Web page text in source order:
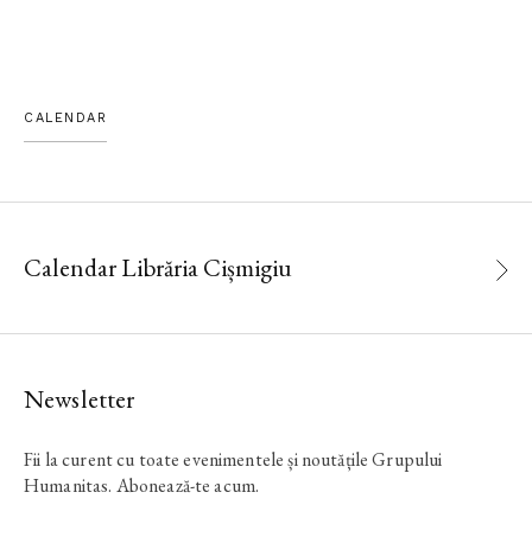
CALENDAR
Calendar Librăria Cișmigiu
Newsletter
Fii la curent cu toate evenimentele și noutățile Grupului
Humanitas. Abonează-te acum.